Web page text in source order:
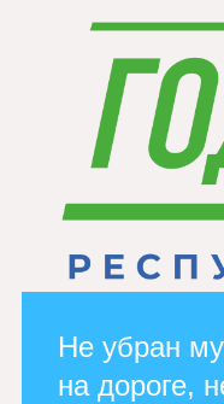
Не убран
на дороге,